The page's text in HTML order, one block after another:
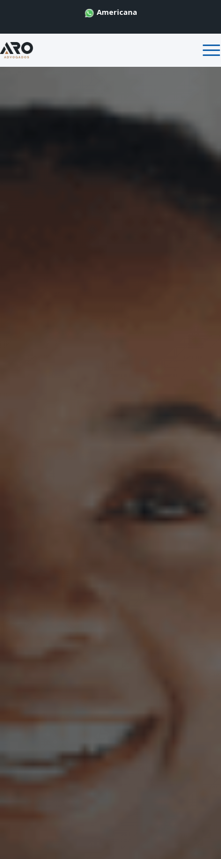
Americana